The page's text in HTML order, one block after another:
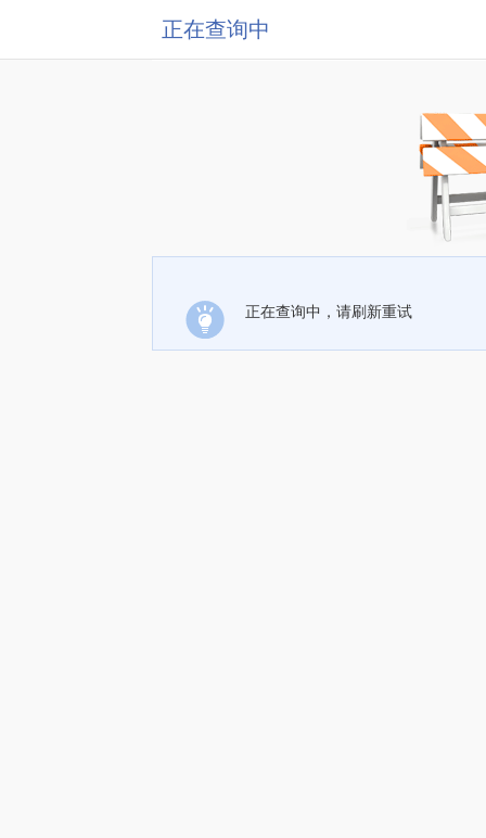
正在查询中
正在查询中，请刷新重试